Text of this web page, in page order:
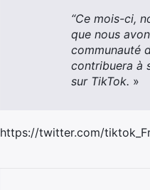
“Ce mois-ci,
que nous
communauté
contribuera à
sur TikTok. »
https://twitter.com/